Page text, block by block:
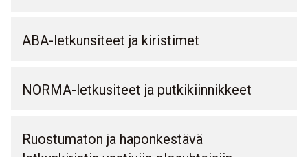
ABA-letkunsiteet ja kiristimet
NORMA-letkusiteet ja putkikiinnikkeet
Ruostumaton ja haponkestävä